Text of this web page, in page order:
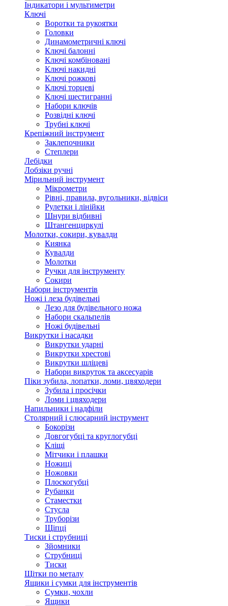
Індикатори і мультиметри
Ключі
Воротки та рукоятки
Головки
Динамометричні ключі
Ключі балонні
Ключі комбіновані
Ключі накидні
Ключі рожкові
Ключі торцеві
Ключі шестигранні
Набори ключів
Розвідні ключі
Трубні ключі
Крепіжний інструмент
Заклепочники
Степлери
Лебідки
Лобзіки ручні
Мірильний інструмент
Мікрометри
Рівні, правила, вугольники, відвіси
Рулетки і лінійки
Шнури відбивні
Штангенциркулі
Молотки, сокири, кувалди
Киянка
Кувалди
Молотки
Ручки для інструменту
Сокири
Набори інструментів
Ножі і леза будівельні
Лезо для будівельного ножа
Набори скальпелів
Ножі будівельні
Викрутки і насадки
Викрутки ударні
Викрутки хрестові
Викрутки шліцеві
Набори викруток та аксесуарів
Піки зубила, лопатки, ломи, цвяходери
Зубила і просічки
Ломи і цвяходери
Напильники і надфіли
Столярний і слюсарний інструмент
Бокорізи
Довгогубці та круглогубці
Кліщі
Мітчики і плашки
Ножиці
Ножовки
Плоскогубці
Рубанки
Стаместки
Стусла
Труборізи
Щіпці
Тиски і струбниці
Зйомники
Струбниці
Тиски
Щітки по металу
Ящики і сумки для інструментів
Сумки, чохли
Ящики